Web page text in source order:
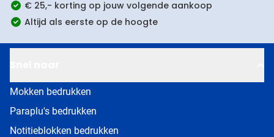
€ 25,- korting op jouw volgende aankoop
Altijd als eerste op de hoogte
Mokken bedrukken
Paraplu's bedrukken
Notitieblokken bedrukken